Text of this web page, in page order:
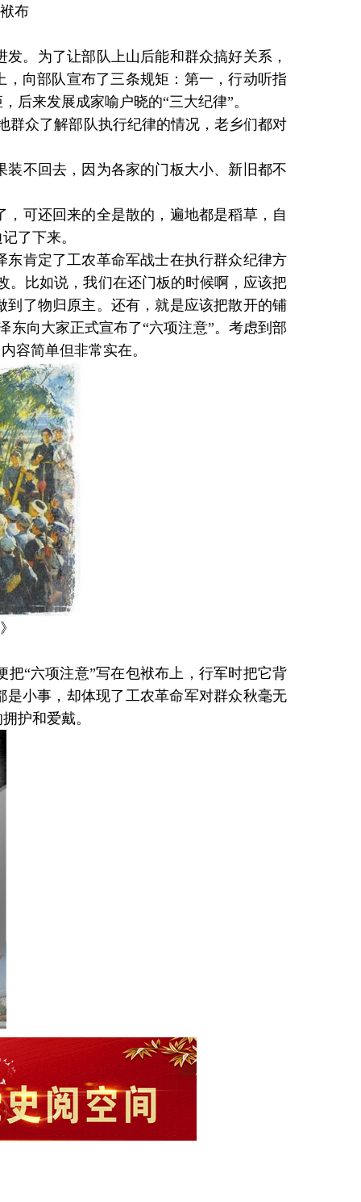
布
。为了让部队上山后能和群众搞好关系，
向部队宣布了三条规矩：第一，行动听指
后来发展成家喻户晓的“三大纪律”。
众了解部队执行纪律的情况，老乡们都对
不回去，因为各家的门板大小、新旧都不
可还回来的全是散的，遍地都是稻草，自
了下来。
肯定了工农革命军战士在执行群众纪律方
。比如说，我们在还门板的时候啊，应该把
了物归原主。还有，就是应该把散开的铺
东向大家正式宣布了“六项注意”。考虑到部
容简单但非常实在。
“六项注意”写在包袱布上，行军时把它背
小事，却体现了工农革命军对群众秋毫无
护和爱戴。